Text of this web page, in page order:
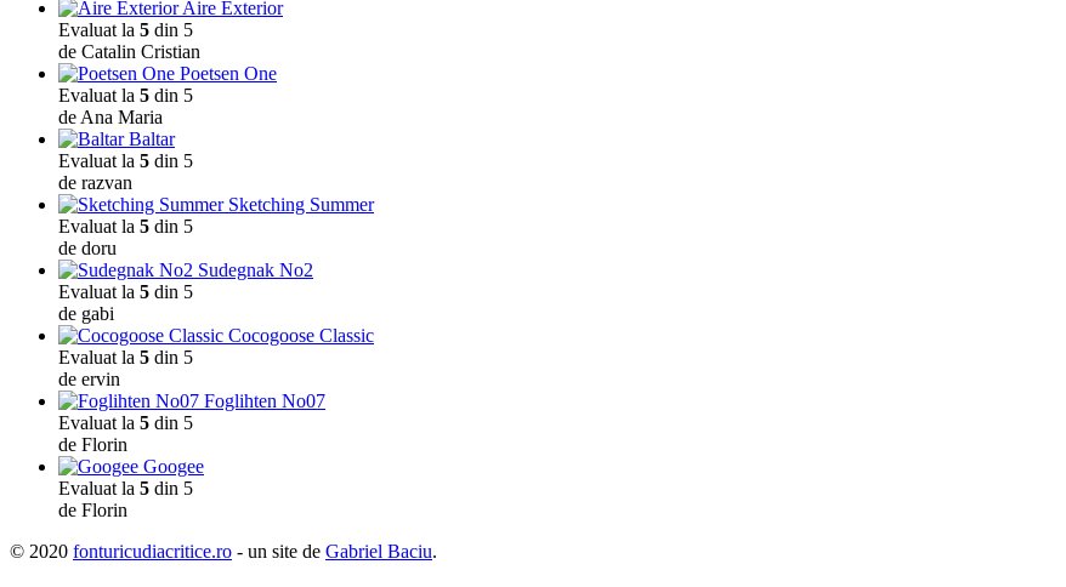
Aire Exterior
Evaluat la 5 din 5
de Catalin Cristian
Poetsen One
Evaluat la 5 din 5
de Ana Maria
Baltar
Evaluat la 5 din 5
de razvan
Sketching Summer
Evaluat la 5 din 5
de doru
Sudegnak No2
Evaluat la 5 din 5
de gabi
Cocogoose Classic
Evaluat la 5 din 5
de ervin
Foglihten No07
Evaluat la 5 din 5
de Florin
Googee
Evaluat la 5 din 5
de Florin
© 2020 fonturicudiacritice.ro - un site de Gabriel Baciu.